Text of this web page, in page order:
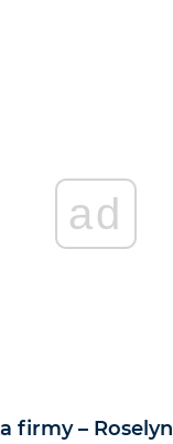
ad
firmy – Roselyn